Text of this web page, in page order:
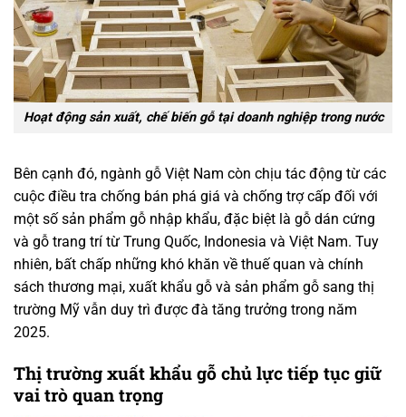
Hoạt động sản xuất, chế biến gỗ tại doanh nghiệp trong nước
Bên cạnh đó, ngành gỗ Việt Nam còn chịu tác động từ các
cuộc điều tra chống bán phá giá và chống trợ cấp đối với
một số sản phẩm gỗ nhập khẩu, đặc biệt là gỗ dán cứng
và gỗ trang trí từ Trung Quốc, Indonesia và Việt Nam. Tuy
nhiên, bất chấp những khó khăn về thuế quan và chính
sách thương mại, xuất khẩu gỗ và sản phẩm gỗ sang thị
trường Mỹ vẫn duy trì được đà tăng trưởng trong năm
2025.
Thị trường xuất khẩu gỗ chủ lực tiếp tục giữ
vai trò quan trọng